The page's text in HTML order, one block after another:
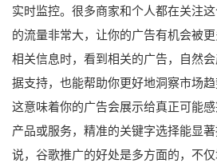
实时监控。很多商家和个人都在关注
的流量非常大，让你的广告有机会被
相关信息时，看到相关的广告，自然
据支持，也能帮助你更好地洞察市场趋
这意味着你的广告会展示给真正可能
产品或服务，精准的关键字选择能显
说，谷歌推广的好处是多方面的，不